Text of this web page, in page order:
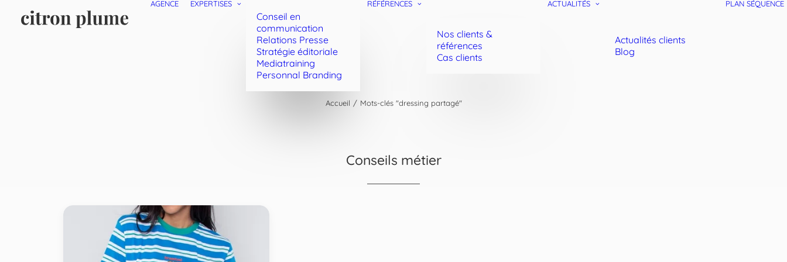
AGENCE EXPERTISES
Conseil en
communication
Relations Presse
Stratégie éditoriale
Mediatraining
Personnal Branding
RÉFÉRENCES
Nos clients &
références
Cas clients
ACTUALITÉS
Actualités clients
Blog
PLAN SÉQUENCE
Accueil Mots-clés "dressing partagé"
Conseils métier